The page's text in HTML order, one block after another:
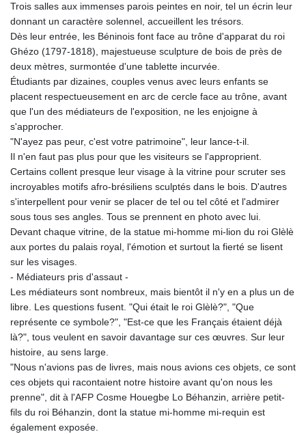
JMD 183.583315
JOD 0.819746
JPY 182.445186
KES 148.887592
KGS 101.104505
KHR 4685.244046
KMF 492.514185
KRW 1627.712241
KYD 0.963346
KZT 541.784389
LAK 26108.437325
LBP
103531.946431
LKR 387.745291
LRD 209.896866
LSL 18.648909
LYD 7.358849
MAD 10.757887
MDL 20.102303
MGA 4982.944983
MMK 2427.367709
MNT 4157.510076
MOP 9.34149
MRU 46.349915
Trois salles aux immenses parois peintes en noir, tel un écrin leur
donnant un caractère solennel, accueillent les trésors.
Dès leur entrée, les Béninois font face au trône d'apparat du roi
Ghézo (1797-1818), majestueuse sculpture de bois de près de
deux mètres, surmontée d'une tablette incurvée.
Étudiants par dizaines, couples venus avec leurs enfants se
placent respectueusement en arc de cercle face au trône, avant
que l'un des médiateurs de l'exposition, ne les enjoigne à
s'approcher.
"N'ayez pas peur, c'est votre patrimoine", leur lance-t-il.
Il n'en faut pas plus pour que les visiteurs se l'approprient.
Certains collent presque leur visage à la vitrine pour scruter ses
incroyables motifs afro-brésiliens sculptés dans le bois. D'autres
s'interpellent pour venir se placer de tel ou tel côté et l'admirer
sous tous ses angles. Tous se prennent en photo avec lui.
Devant chaque vitrine, de la statue mi-homme mi-lion du roi Glèlè
aux portes du palais royal, l'émotion et surtout la fierté se lisent
sur les visages.
- Médiateurs pris d'assaut -
Les médiateurs sont nombreux, mais bientôt il n'y en a plus un de
libre. Les questions fusent. "Qui était le roi Glèlè?", "Que
représente ce symbole?", "Est-ce que les Français étaient déjà
là?", tous veulent en savoir davantage sur ces œuvres. Sur leur
histoire, au sens large.
"Nous n'avions pas de livres, mais nous avions ces objets, ce sont
ces objets qui racontaient notre histoire avant qu'on nous les
prenne", dit à l'AFP Cosme Houegbe Lo Béhanzin, arrière petit-
fils du roi Béhanzin, dont la statue mi-homme mi-requin est
également exposée.